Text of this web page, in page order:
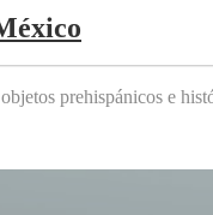
objetos prehispánicos e